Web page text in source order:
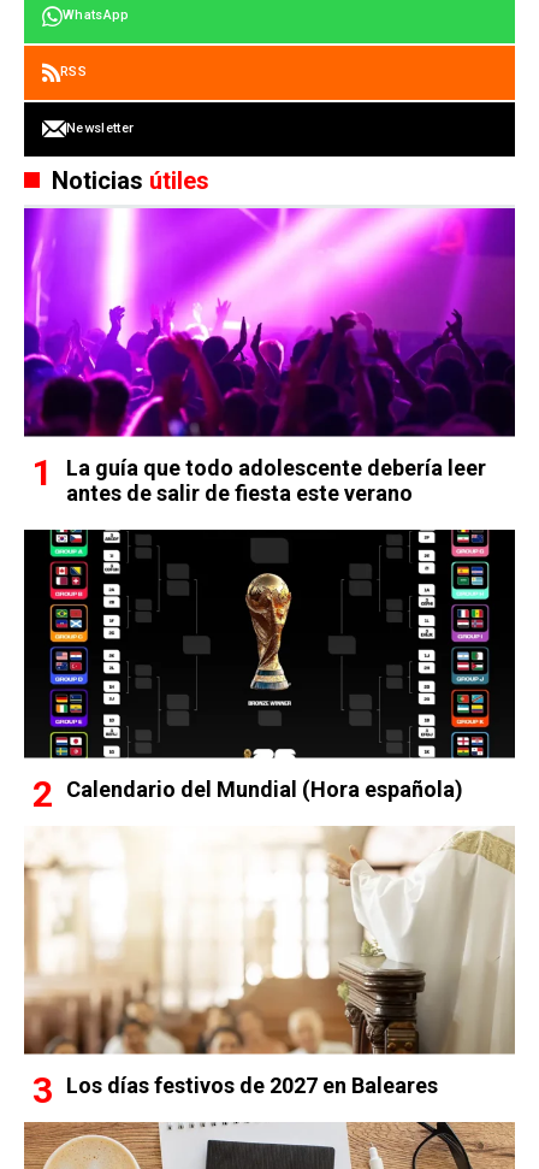
WhatsApp
RSS
Newsletter
Noticias útiles
La guía que todo adolescente debería leer
antes de salir de fiesta este verano
Calendario del Mundial (Hora española)
Los días festivos de 2027 en Baleares